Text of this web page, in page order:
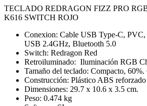
TECLADO REDRAGON FIZZ PRO
K616 SWITCH ROJO
Conexion: Cable USB Type-C, PVC,
USB 2.4GHz, Bluetooth 5.0
Switch: Redragon Red
Retroiluminado: Iluminación RGB
Tamaño del teclado: Compacto,
Construcción: Plástico ABS reforzado
Dimensiones: 29.7 x 10.6 x 3.5 cm.
Peso: 0.474 kg